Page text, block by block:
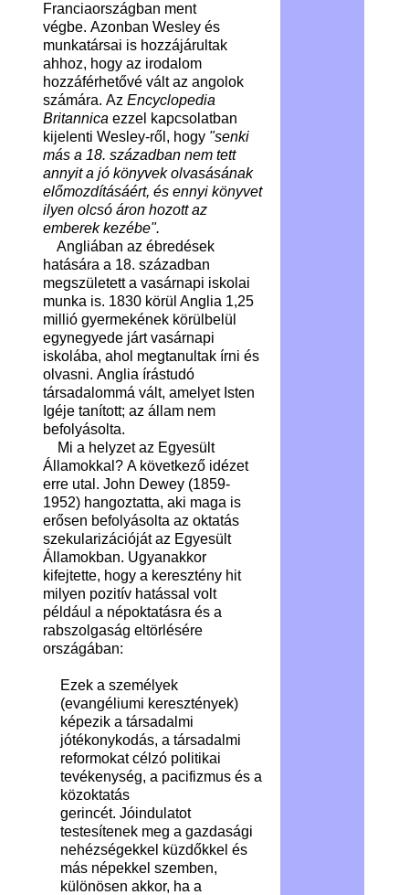
Franciaországban ment
végbe. Azonban Wesley és
munkatársai is hozzájárultak
ahhoz, hogy az irodalom
hozzáférhetővé vált az angolok
számára. Az Encyclopedia
Britannica ezzel kapcsolatban
kijelenti Wesley-ről, hogy "senki
más a 18. században nem tett
annyit a jó könyvek olvasásának
előmozdításáért, és ennyi könyvet
ilyen olcsó áron hozott az
emberek kezébe".
Angliában az ébredések
hatására a 18. században
megszületett a vasárnapi iskolai
munka is. 1830 körül Anglia 1,25
millió gyermekének körülbelül
egynegyede járt vasárnapi
iskolába, ahol megtanultak írni és
olvasni. Anglia írástudó
társadalommá vált, amelyet Isten
Igéje tanított; az állam nem
befolyásolta.
Mi a helyzet az Egyesült
Államokkal? A következő idézet
erre utal. John Dewey (1859-
1952) hangoztatta, aki maga is
erősen befolyásolta az oktatás
szekularizációját az Egyesült
Államokban. Ugyanakkor
kifejtette, hogy a keresztény hit
milyen pozitív hatással volt
például a népoktatásra és a
rabszolgaság eltörlésére
országában:
Ezek a személyek
(evangéliumi keresztények)
képezik a társadalmi
jótékonykodás, a társadalmi
reformokat célzó politikai
tevékenység, a pacifizmus és a
közoktatás
gerincét. Jóindulatot
testesítenek meg a gazdasági
nehézségekkel küzdőkkel és
más népekkel szemben,
különösen akkor, ha a